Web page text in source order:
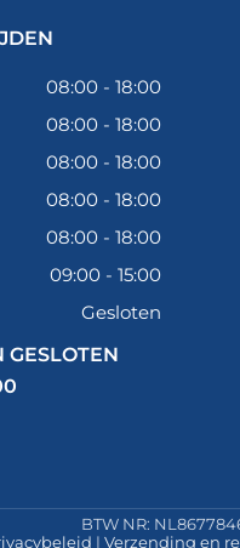
08:00 - 18:00
08:00 - 18:00
08:00 - 18:00
08:00 - 18:00
08:00 - 18:00
09:00 - 15:00
Gesloten
BTW NR:
| Verzending en